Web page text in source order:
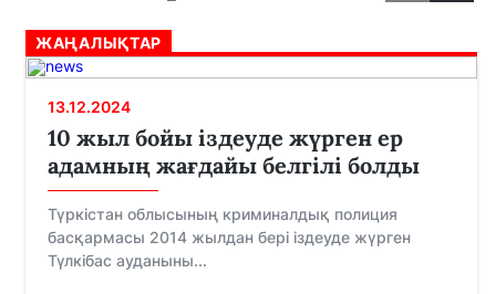
ЖАҢАЛЫҚТАР
13.12.2024
10 жыл бойы іздеуде жүрген ер
адамның жағдайы белгілі болды
Түркістан облысының криминалдық полиция
басқармасы 2014 жылдан бері іздеуде жүрген
Түлкібас ауданыны...